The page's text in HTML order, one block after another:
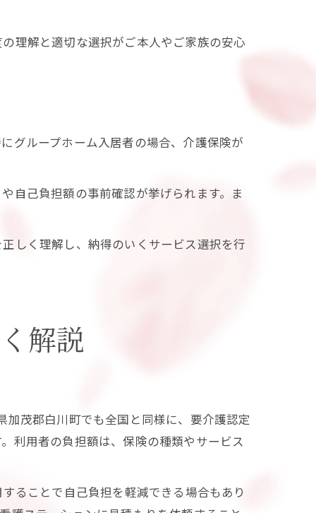
理解と適切な選択がご本人やご家族の安心
グループホーム入居者の場合、介護保険が
自己負担額の事前確認が挙げられます。ま
しく理解し、納得のいくサービス選択を行
解説
茂郡白川町でも全国と同様に、要介護認定
利用者の負担額は、保険の種類やサービス
ることで自己負担を軽減できる場合もあり